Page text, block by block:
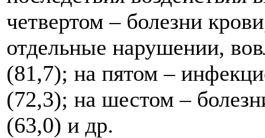
четвертом – болезни
отдельные нарушении,
(81,7); на пятом –
(72,3); на шестом –
(63,0) и др.